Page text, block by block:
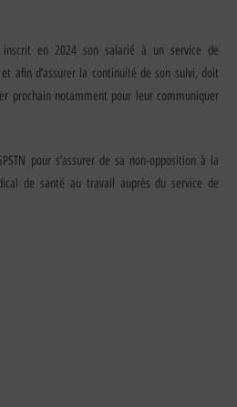
en 2024 son salarié à un service de
afin d’assurer la continuité de son suivi, doit
prochain notamment pour leur communiquer
pour s’assurer de sa non-opposition à la
de santé au travail auprès du service de